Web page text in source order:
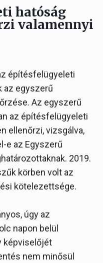
hatóság
valamennyi
építésfelügyeleti
az egyszerű
Az egyszerű
az építésfelügyeleti
ellenőrzi, vizsgálva,
e az Egyszerű
2019.
körben volt az
kötelezettsége.
úgy az
napon belül
képviselőjét
nem minősül